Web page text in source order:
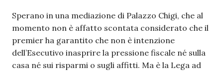
Sperano in una mediazione di Palazzo Chigi, che al
momento non è affatto scontata considerato che il
premier ha garantito che non è intenzione
dell’Esecutivo inasprire la pressione fiscale né sulla
casa né sui risparmi o sugli affitti. Ma è la Lega ad